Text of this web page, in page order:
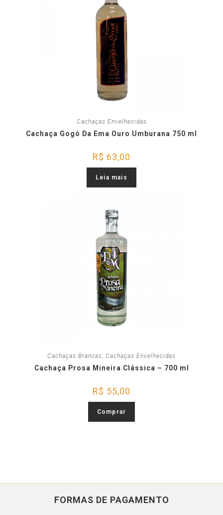
Cachaças Envelhecidas
Cachaça Gogó Da Ema Ouro Umburana 750 ml
R$ 63,00
Leia mais
Cachaças Brancas, Cachaças Envelhecidas
Cachaça Prosa Mineira Clássica – 700 ml
R$ 55,00
Comprar
FORMAS DE PAGAMENTO